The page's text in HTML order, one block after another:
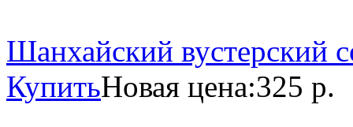
Шанхайский вустерский
КупитьНовая цена:325 р.